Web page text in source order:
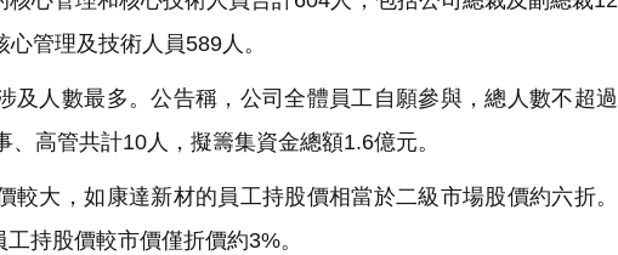
管理及技術人員589人。
人數最多。公告稱，公司全體員工自願參與，總人數不超過
高管共計10人，擬籌集資金總額1.6億元。
大，如康達新材的員工持股價相當於二級市場股價約六折。
持股價較市價僅折價約3%。